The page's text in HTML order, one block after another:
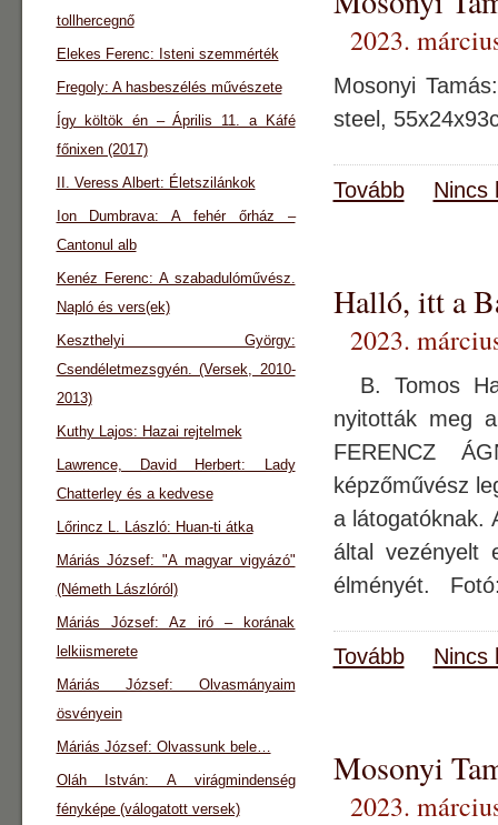
2023.
Mosonyi
steel,
Tovább Nincs
Halló, itt a
2023.
B. Tomos
nyitották meg
FERENCZ
képzőművész
a látogatóknak.
által vezényelt
élményét.
Tovább Nincs
Mosonyi
2023.
tollhercegnő
Elekes Ferenc: Isteni szemmérték
Fregoly: A hasbeszélés művészete
Így költök én – Április 11. a Káfé
főnixen (2017)
II. Veress Albert: Életszilánkok
Ion Dumbrava: A fehér őrház –
Cantonul alb
Kenéz Ferenc: A szabadulóművész.
Napló és vers(ek)
Keszthelyi György:
Csendéletmezsgyén. (Versek, 2010-
2013)
Kuthy Lajos: Hazai rejtelmek
Lawrence, David Herbert: Lady
Chatterley és a kedvese
Lőrincz L. László: Huan-ti átka
Máriás József: "A magyar vigyázó"
(Németh Lászlóról)
Máriás József: Az iró – korának
lelkiismerete
Máriás József: Olvasmányaim
ösvényein
Máriás József: Olvassunk bele…
Oláh István: A virágmindenség
fényképe (válogatott versek)